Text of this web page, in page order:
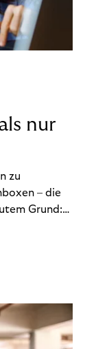
nur
zu
– die
Grund:
und
rentiert